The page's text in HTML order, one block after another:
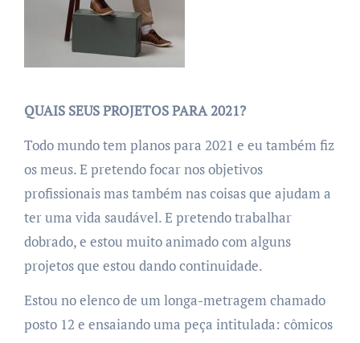
QUAIS SEUS PROJETOS PARA 2021?
Todo mundo tem planos para 2021 e eu também fiz
os meus.E pretendo focar nos objetivos
profissionais mas também nas coisas que ajudam a
ter uma vida saudável. E pretendo trabalhar
dobrado, e estou muito animado com alguns
projetos que estou dando continuidade.
Estou no elenco de um longa-metragem chamado
posto 12 e ensaiando uma peça intitulada: cômicos